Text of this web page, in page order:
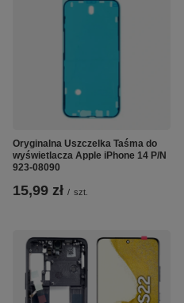
Oryginalna Uszczelka Taśma do
wyświetlacza Apple iPhone 14 P/N
923-08090
15,99 zł / szt.